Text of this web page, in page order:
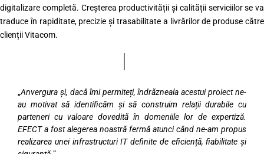
digitalizare completă. Creșterea productivității și calității serviciilor se va
traduce în rapiditate, precizie și trasabilitate a livrărilor de produse către
clienții Vitacom.
„Anvergura și, dacă îmi permiteți, îndrăzneala acestui proiect ne-
au motivat să identificăm și să construim relații durabile cu
parteneri cu valoare dovedită în domeniile lor de expertiză.
EFECT a fost alegerea noastră fermă atunci când ne-am propus
realizarea unei infrastructuri IT definite de eficiență, fiabilitate și